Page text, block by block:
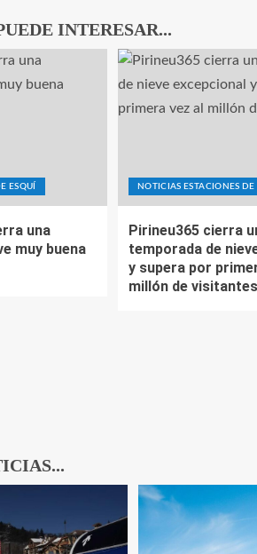
INTERESAR...
ESQUÍ
una
muy buena
NOTICIAS ESTACIONES DE
Pirineu365 cierra
temporada de
y supera por
millón de visitantes